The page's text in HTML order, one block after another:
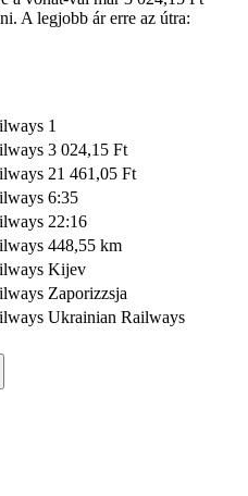
A legjobb ár erre az útra:
1
3 024,15 Ft
21 461,05 Ft
6:35
22:16
448,55 km
Kijev
Zaporizzsja
Ukrainian Railways
© CARTO, ©OpenStreetMapcontributors